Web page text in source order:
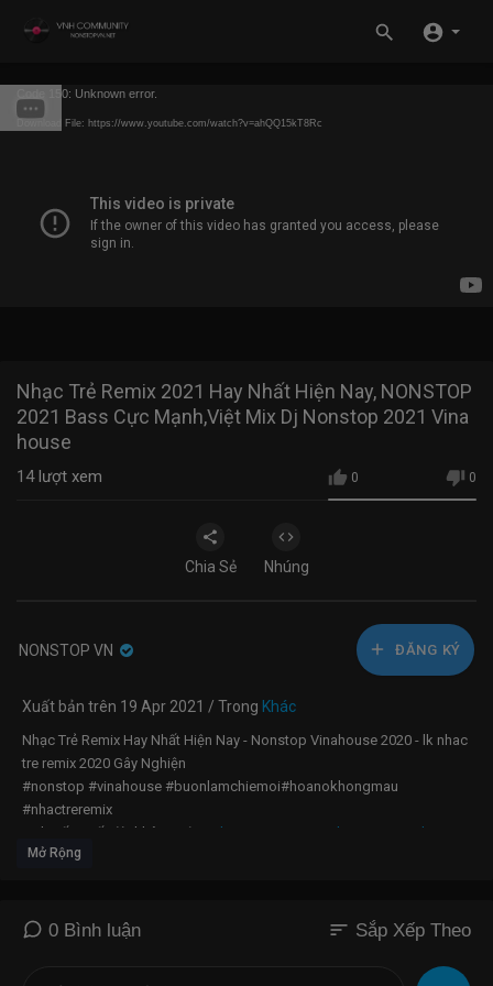
Code 150: Unknown error.
Download File: https://www.youtube.com/watch?v=ahQQ15kT8Rc
Nhạc Trẻ Remix 2021 Hay Nhất Hiện Nay, NONSTOP
2021 Bass Cực Mạnh,Việt Mix Dj Nonstop 2021 Vina
house
0 0
14lượt xem
Chia Sẻ Nhúng
NONSTOP VN ĐĂNG KÝ
Xuất bản trên 19 Apr 2021 / Trong Khác
Nhạc Trẻ Remix Hay Nhất Hiện Nay - Nonstop Vinahouse 2020 - lk nhac
tre remix 2020 Gây Nghiện
#nonstop #vinahouse #buonlamchiemoi#hoanokhongmau
#nhactreremix
Link gốc Suốt đời không xứng : https://www.youtube.com/watch?
v=jc1hmvbkO6Q
Nhạc gốc Hóa Tương Tư :
https://youtu.be/52f5Q50NZdQ
Mở Rộng
0 Bình luận sort Sắp Xếp Theo